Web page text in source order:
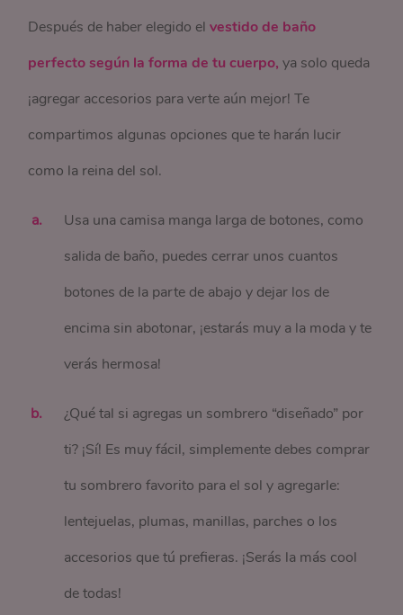
Después de haber elegido elvestido de baño
perfecto según la forma de tu cuerpo, ya solo queda
¡agregar accesorios para verte aún mejor! Te
compartimos algunas opciones que te harán lucir
como la reina del sol.
Usa una camisa manga larga de botones, como
salida de baño, puedes cerrar unos cuantos
botones de la parte de abajo y dejar los de
encima sin abotonar, ¡estarás muy a la moda y te
verás hermosa!
¿Qué tal si agregas un sombrero “diseñado” por
ti? ¡Sí! Es muy fácil, simplemente debes comprar
tu sombrero favorito para el sol y agregarle:
lentejuelas, plumas, manillas, parches o los
accesorios que tú prefieras. ¡Serás la más cool
de todas!